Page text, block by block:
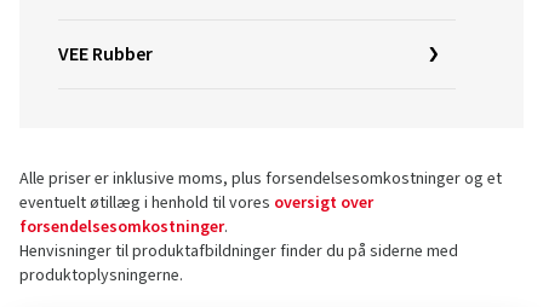
VEE Rubber
Alle priser er inklusive moms, plus forsendelsesomkostninger og et
eventuelt øtillæg i henhold til vores oversigt over
forsendelsesomkostninger.
Henvisninger til produktafbildninger finder du på siderne med
produktoplysningerne.